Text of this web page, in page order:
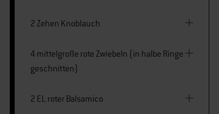
2 Zehen Knoblauch
4 mittelgroße rote Zwiebeln (in halbe Ringe
geschnitten)
2 EL roter Balsamico